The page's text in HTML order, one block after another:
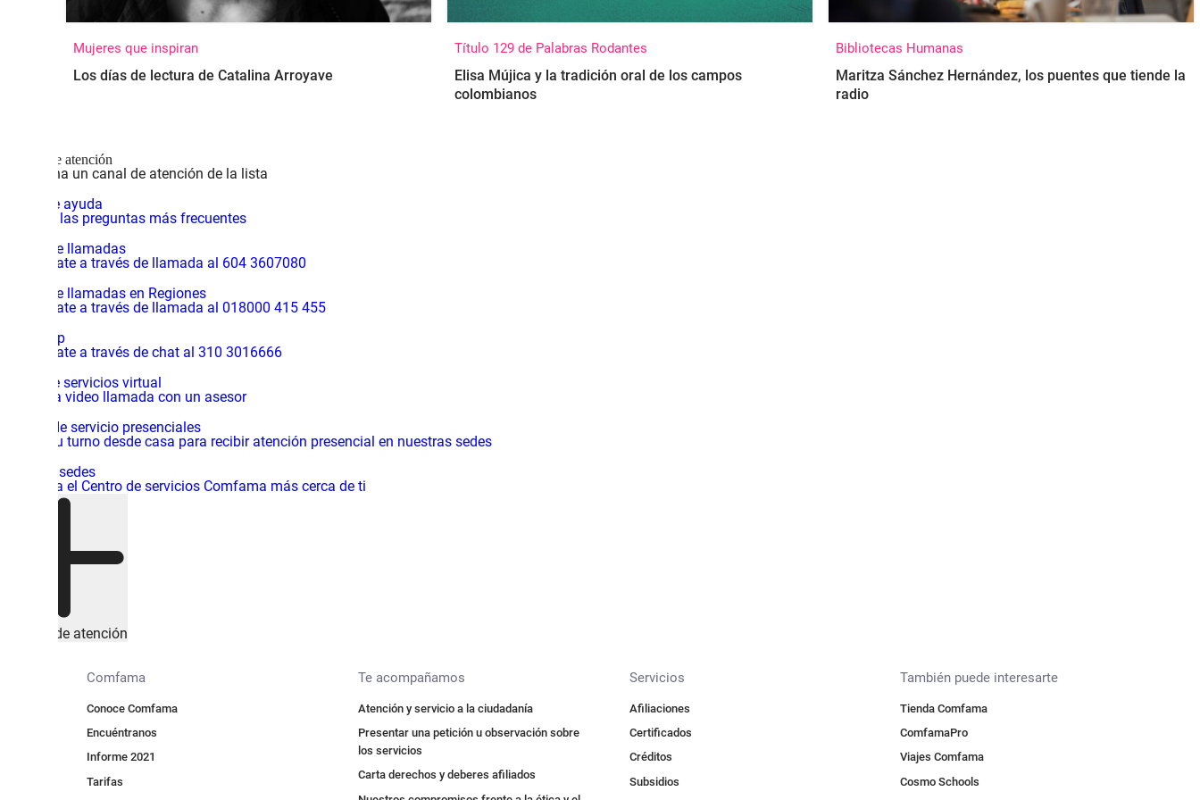
Mujeres que inspiran
Los días de lectura de Catalina Arroyave
Título 129 de Palabras Rodantes
Elisa Mújica y la tradición oral de los campos
colombianos
Bibliotecas Humanas
Maritza Sánchez Hernández, los puentes que tiende la
radio
Canales de atención
Selecciona un canal de atención de la lista
Centro de ayuda
Consulta las preguntas más frecuentes
Central de llamadas
Comunícate a través de llamada al 604 3607080
Central de llamadas en Regiones
Comunícate a través de llamada al 018000 415 455
WhatsApp
Comunícate a través de chat al 310 3016666
Centro de servicios virtual
Inicia una video llamada con un asesor
Centros de servicio presenciales
Solicita tu turno desde casa para recibir atención presencial en nuestras sedes
Mapa de sedes
Encuentra el Centro de servicios Comfama más cerca de ti
Canales de atención
Comfama
Conoce Comfama
Encuéntranos
Informe 2021
Tarifas
Te acompañamos
Atención y servicio a la ciudadanía
Presentar una petición u observación sobre
los servicios
Carta derechos y deberes afiliados
Servicios
Afiliaciones
Certificados
Créditos
Subsidios
También puede interesarte
Tienda Comfama
ComfamaPro
Viajes Comfama
Cosmo Schools